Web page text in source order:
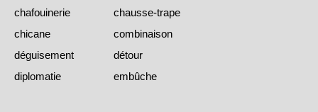
chafouinerie
chausse-trape
chicane
combinaison
déguisement
détour
diplomatie
embûche